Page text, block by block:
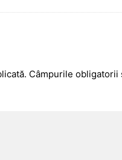
Câmpurile obligatorii